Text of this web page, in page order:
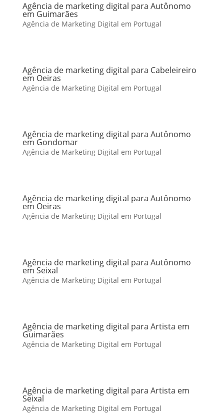
Agência de marketing digital para Autônomo
em Guimarães
Agência de Marketing Digital em Portugal
Agência de marketing digital para Cabeleireiro
em Oeiras
Agência de Marketing Digital em Portugal
Agência de marketing digital para Autônomo
em Gondomar
Agência de Marketing Digital em Portugal
Agência de marketing digital para Autônomo
em Oeiras
Agência de Marketing Digital em Portugal
Agência de marketing digital para Autônomo
em Seixal
Agência de Marketing Digital em Portugal
Agência de marketing digital para Artista em
Guimarães
Agência de Marketing Digital em Portugal
Agência de marketing digital para Artista em
Seixal
Agência de Marketing Digital em Portugal